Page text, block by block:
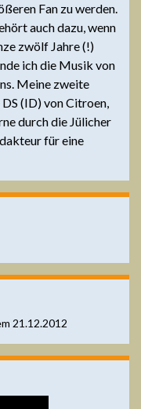
Fan zu werden.
auch dazu, wenn
zwölf Jahre (!)
ich die Musik von
Meine zweite
(ID) von Citroen,
durch die Jülicher
für eine
21.12.2012